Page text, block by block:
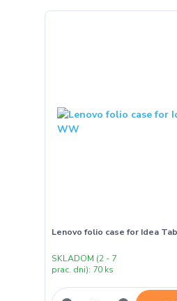
Lenovo folio case for Idea
SKLADOM (2 - 7
prac. dni): 70 ks